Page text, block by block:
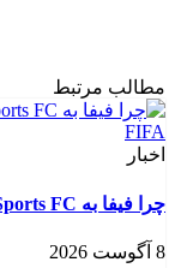
مطالب مرتبط
اخبار
چرا فیفا به EA Sports FC تغییر نام داد؟ داستان جدایی EA و FIFA
8 آگوست 2026